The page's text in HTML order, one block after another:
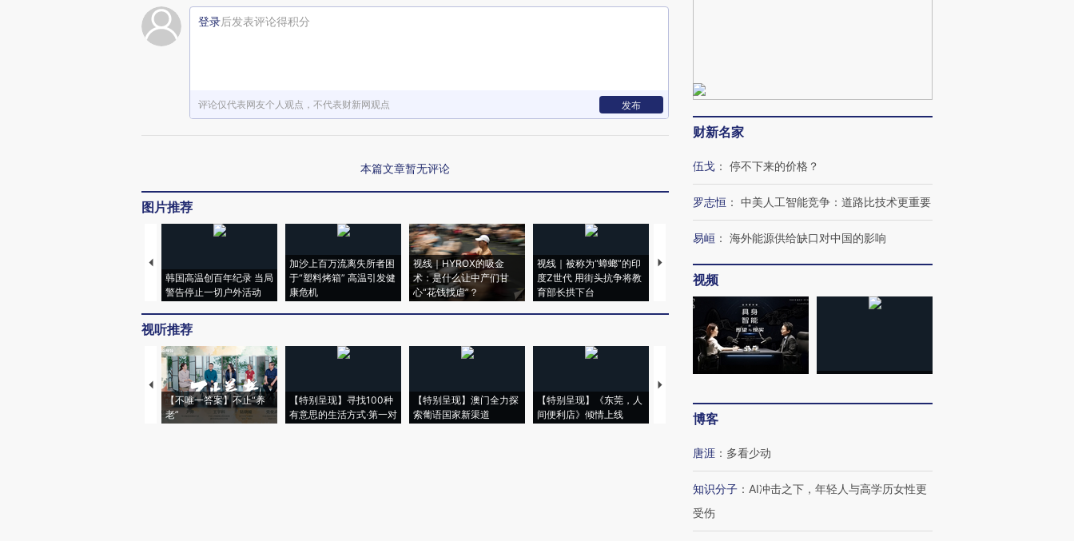
登录后发表评论得积分
评论仅代表网友个人观点，不代表财新网观点 发布
本篇文章暂无评论
图片推荐
韩国高温创百年纪录 当局
警告停止一切户外活动
加沙上百万流离失所者困
于“塑料烤箱” 高温引发健
康危机
视线｜HYROX的吸金
术：是什么让中产们甘
心“花钱找虐”？
视线｜被称为“蟑螂”的印
度Z世代 用街头抗争将教
育部长拱下台
视线｜“入侵”还是“人道危
机”？难民潮撕裂西班牙
湖北宜昌局部短时降雨
哈尔滨遭遇短时极端强降
视听推荐
【不唯一答案】不止“养
老”
【特别呈现】寻找100种
有意思的生活方式·第一对
【特别呈现】澳门全力探
索葡语国家新渠道
【特别呈现】《东莞，人
间便利店》倾情上线
【推广】走进第四届链博
会，让数智科技“链”接产
【特别呈现】寻找100种
CFO：不靠规模取胜，华
财新名家
伍戈 ： 停不下来的价格？
罗志恒 ： 中美人工智能竞争：道路比技术更重要
易峘 ： 海外能源供给缺口对中国的影响
视频
博客
唐涯 ： 多看少动
知识分子 ： AI冲击之下，年轻人与高学历女性更
受伤